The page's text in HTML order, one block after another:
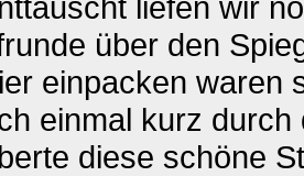
über den
einpacken waren
einmal kurz durch
diese schöne